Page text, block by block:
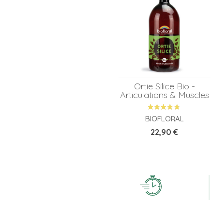
Ortie Silice Bio -
Articulations & Muscles
BIOFLORAL
Prix
22,90 €